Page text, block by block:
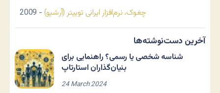
چغوک، نرم‌افزار ایرانی توییتر (آرشیو) - 2009
آخرین دست‌نوشته‌ها
شناسه شخصی یا رسمی؟ راهنمایی برای
بنیان‌گذاران استارتاپ
24 March 2024